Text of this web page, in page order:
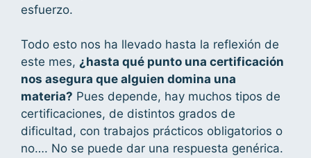
esfuerzo.
Todo esto nos ha llevado hasta la reflexión de
este mes, ¿hasta qué punto una certificación
nos asegura que alguien domina una
materia? Pues depende, hay muchos tipos de
certificaciones, de distintos grados de
dificultad, con trabajos prácticos obligatorios o
no…. No se puede dar una respuesta genérica.